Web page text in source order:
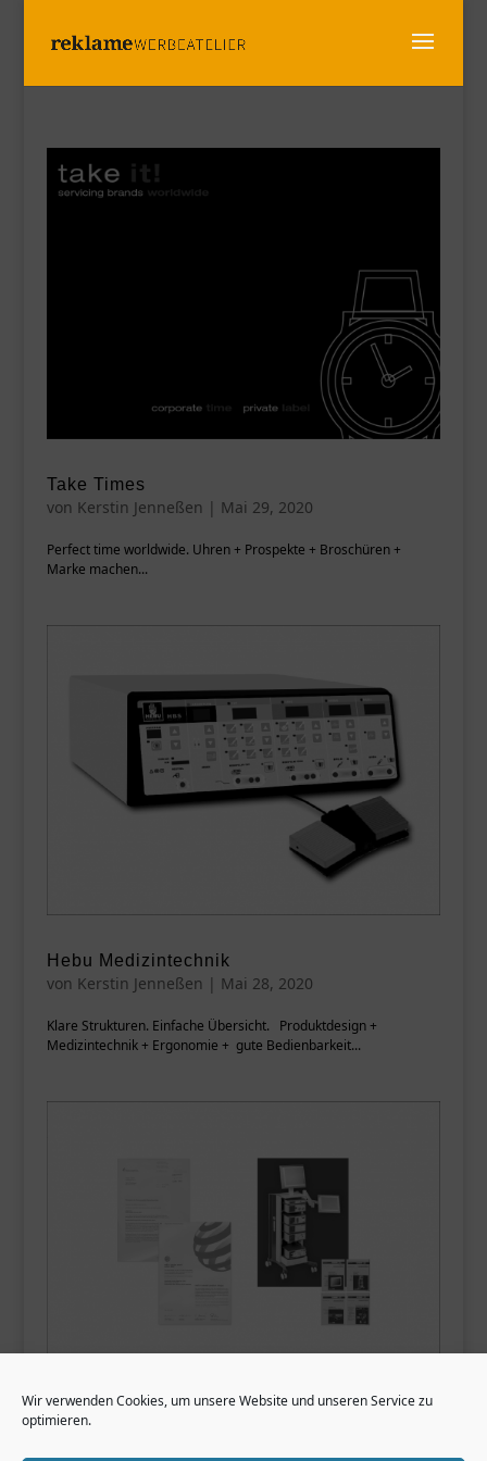
Wir verwenden Cookies, um unsere Website und unseren Service zu
optimieren.
Take Times
von Kerstin Jenneßen | Mai 29, 2020
Perfect time worldwide. Uhren + Prospekte + Broschüren +
Marke machen...
Hebu Medizintechnik
von Kerstin Jenneßen | Mai 28, 2020
Klare Strukturen. Einfache Übersicht. Produktdesign +
Medizintechnik + Ergonomie + gute Bedienbarkeit...